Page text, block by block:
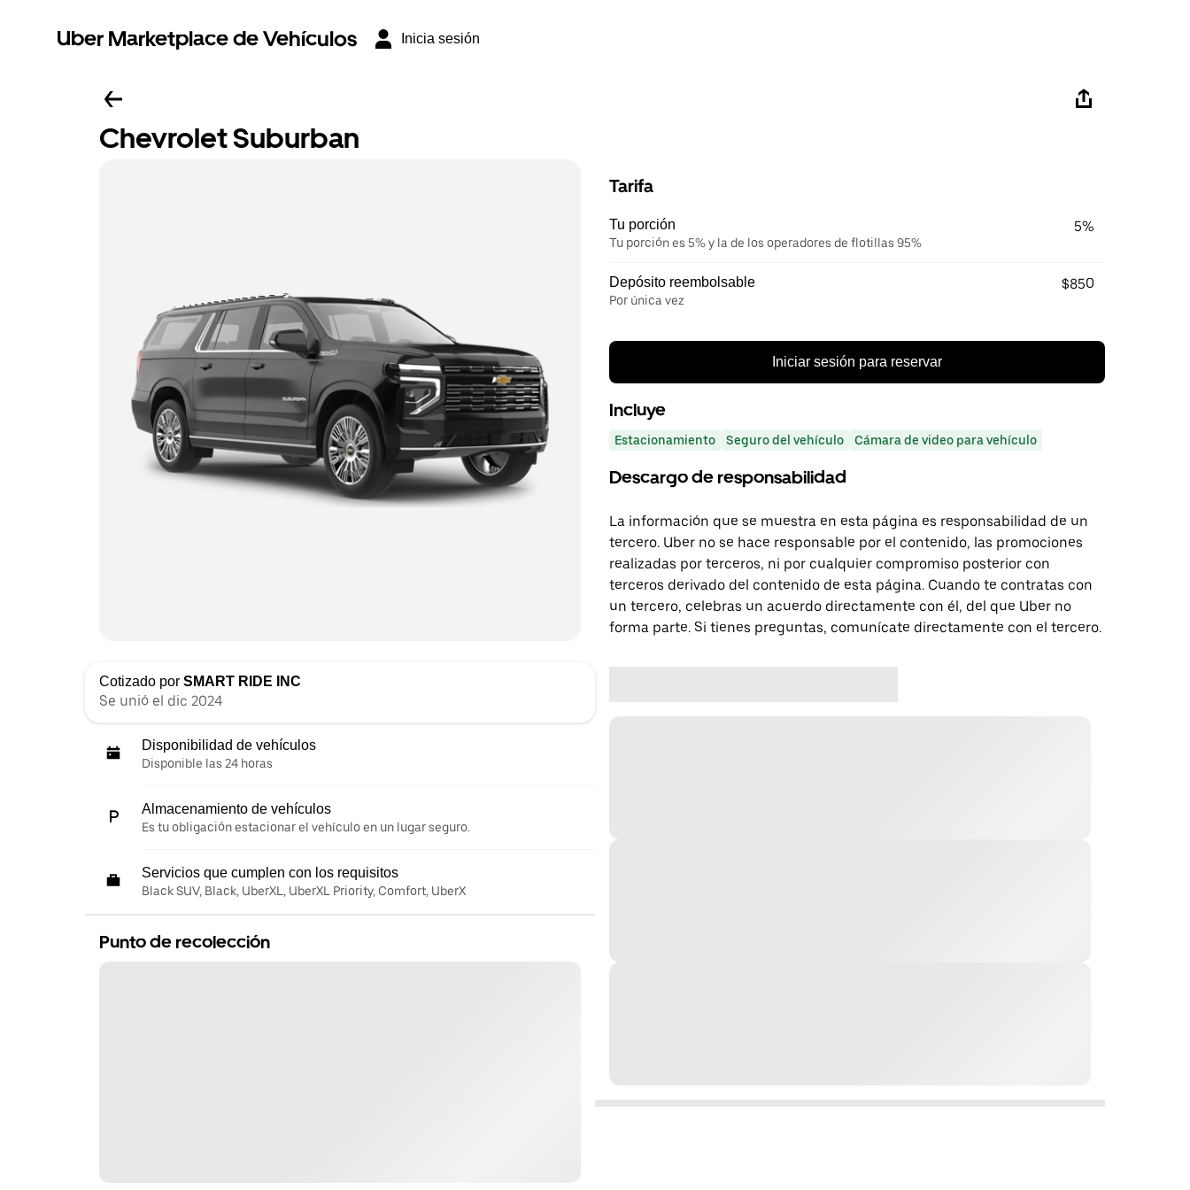
Uber Marketplace de Vehículos Inicia sesión
Chevrolet Suburban
Cotizado por SMART RIDE INC
Se unió el dic 2024
Disponibilidad de vehículos
Disponible las 24 horas
Almacenamiento de vehículos
Es tu obligación estacionar el vehículo en un lugar seguro.
Servicios que cumplen con los requisitos
Black SUV, Black, UberXL, UberXL Priority, Comfort, UberX
Punto de recolección
Tarifa
Tu porción
Tu porción es 5% y la de los operadores de flotillas 95%
5%
Depósito reembolsable
Por única vez
$850
Iniciar sesión para reservar
Incluye
Estacionamiento Seguro del vehículo Cámara de video para vehículo
Descargo de responsabilidad
La información que se muestra en esta página es responsabilidad de un
tercero. Uber no se hace responsable por el contenido, las promociones
realizadas por terceros, ni por cualquier compromiso posterior con
terceros derivado del contenido de esta página. Cuando te contratas con
un tercero, celebras un acuerdo directamente con él, del que Uber no
forma parte. Si tienes preguntas, comunícate directamente con el tercero.